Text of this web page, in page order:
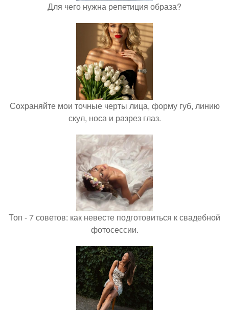
Для чего нужна репетиция образа?
Сохраняйте мои точные черты лица, форму губ, линию
скул, носа и разрез глаз.
Топ - 7 советов: как невесте подготовиться к свадебной
фотосессии.